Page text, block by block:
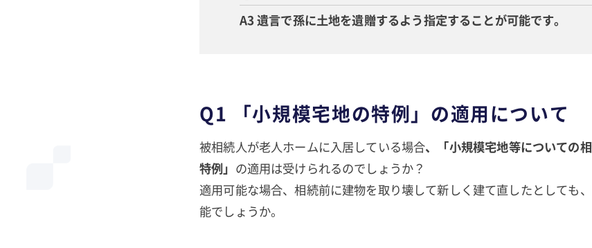
A3 遺言で孫に土地を遺贈するよう指定することが可能です。
Q1 「小規模宅地の特例」の適用について
被相続人が老人ホームに入居している場合、「小規模宅地等についての
特例」 の適用は受けられるのでしょうか？
適用可能な場合、相続前に建物を取り壊して新しく建て直したとしても
能でしょうか。